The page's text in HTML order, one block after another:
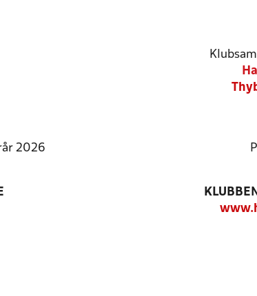
2026